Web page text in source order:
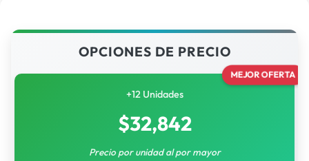
OPCIONES DE PRECIO
MEJOR OFERTA
+12 Unidades
$32,842
Precio por unidad al por mayor